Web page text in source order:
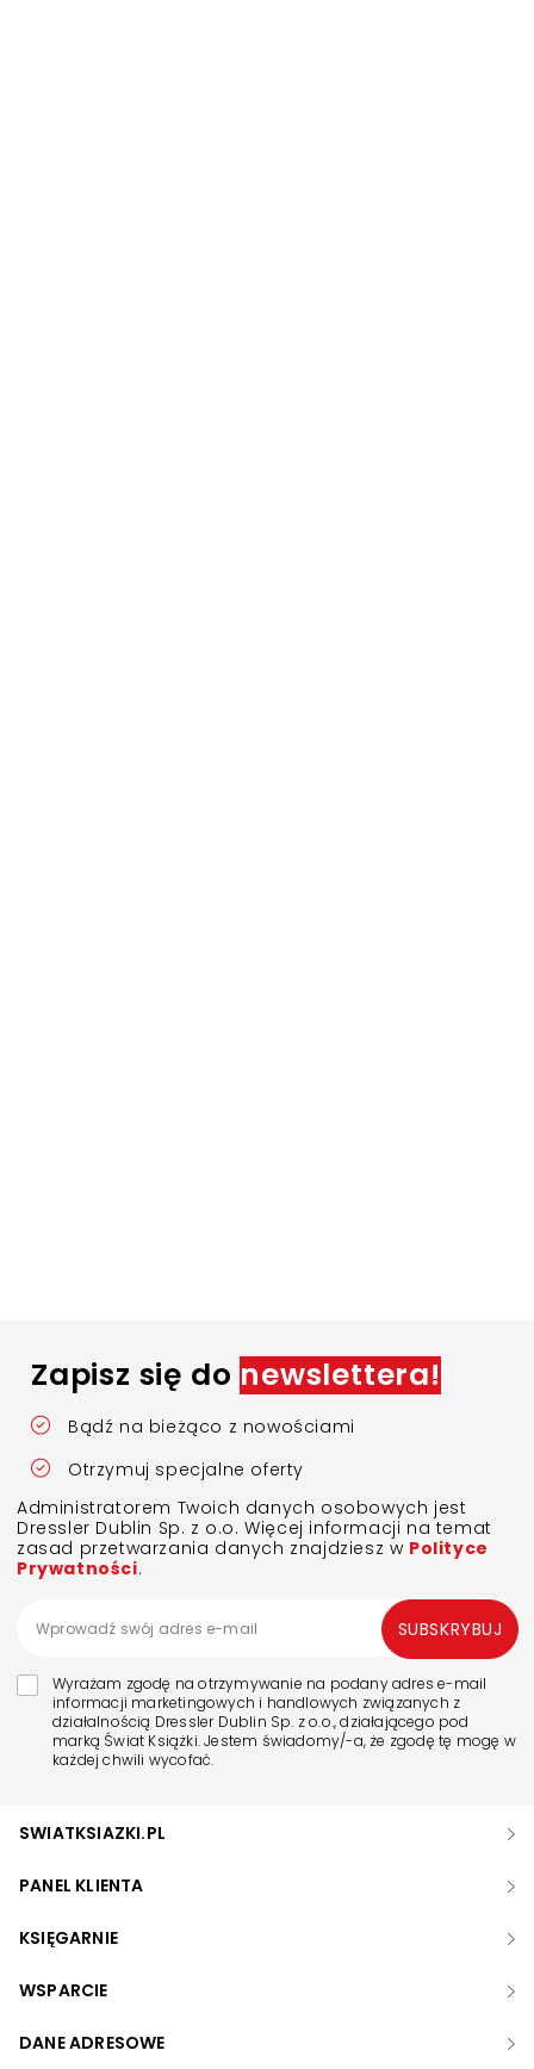
Zapisz się do newslettera!
Bądź na bieżąco z nowościami
Otrzymuj specjalne oferty
Administratorem Twoich danych osobowych jest
Dressler Dublin Sp. z o.o. Więcej informacji na temat
zasad przetwarzania danych znajdziesz w Polityce
Prywatności.
Wyrażam zgodę na otrzymywanie na podany adres e-mail
informacji marketingowych i handlowych związanych z
działalnością Dressler Dublin Sp. z o.o., działającego pod
marką Świat Książki. Jestem świadomy/-a, że zgodę tę mogę w
każdej chwili wycofać.
SUBSKRYBUJ
SWIATKSIAZKI.PL
PANEL KLIENTA
KSIĘGARNIE
WSPARCIE
DANE ADRESOWE